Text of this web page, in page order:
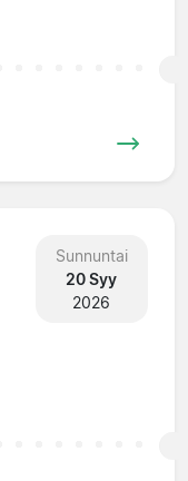
Sunnuntai
20 Syy
2026